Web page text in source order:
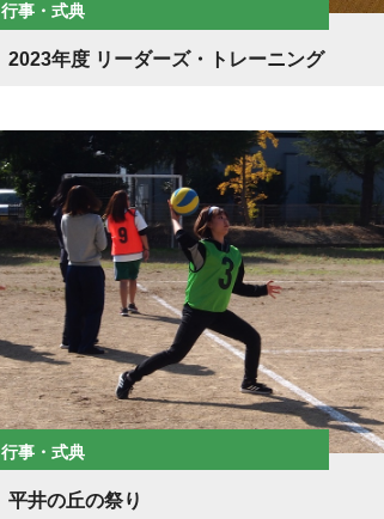
行事・式典
2023年度 リーダーズ・トレーニング
行事・式典
平井の丘の祭り